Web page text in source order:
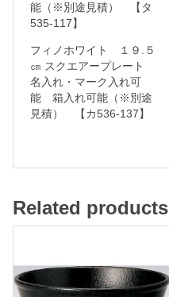
可
能
箱
入
能（※別途見積） 【タ
535-117】
フィノホワイト １９.５
㎝ スクエアープレート
名入れ・マーク入れ可
能 箱入れ可能（※別途
見積） 【カ536-137】
Related products